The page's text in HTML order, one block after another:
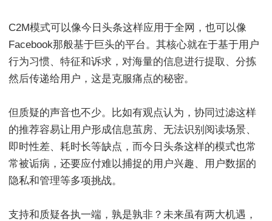
C2M模式可以像今日头条这样应用于全网，也可以像
Facebook那般基于巨头的平台。其核心就在于基于用户
行为习惯、特征和诉求，对海量的信息进行提取、分拣
然后传递给用户，这是克服痛点的秘密。
但质疑的声音也不少。比如有观点认为，协同过滤这样
的推荐容易让用户形成信息茧房、无法识别阅读场景、
即时性差、耗时长等缺点，而今日头条这样的模式也常
常被诟病，还要应付难以捕捉的用户兴趣、用户数据的
隐私和管理等多项挑战。
支持和质疑各执一端，孰是孰非？未来虽有两大机遇，